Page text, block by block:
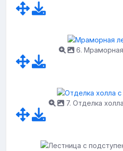
6.
7. Отделка